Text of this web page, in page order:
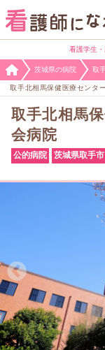
看護学生
茨城県の病院 取
取手北相馬保健医療センタ
取手北相馬
会病院
公的病院 茨城県取手市